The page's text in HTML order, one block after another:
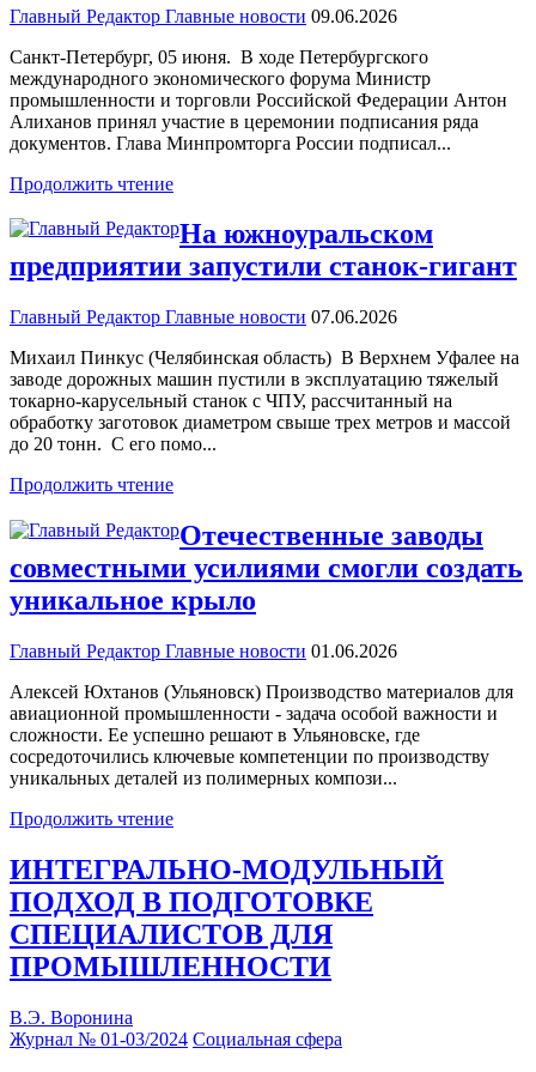
Главный Редактор Главные новости 09.06.2026
Санкт-Петербург, 05 июня. В ходе Петербургского
международного экономического форума Министр
промышленности и торговли Российской Федерации Антон
Алиханов принял участие в церемонии подписания ряда
документов. Глава Минпромторга России подписал...
Продолжить чтение
На южноуральском
предприятии запустили станок-гигант
Главный Редактор Главные новости 07.06.2026
Михаил Пинкус (Челябинская область) В Верхнем Уфалее на
заводе дорожных машин пустили в эксплуатацию тяжелый
токарно-карусельный станок с ЧПУ, рассчитанный на
обработку заготовок диаметром свыше трех метров и массой
до 20 тонн. С его помо...
Продолжить чтение
Отечественные заводы
совместными усилиями смогли создать
уникальное крыло
Главный Редактор Главные новости 01.06.2026
Алексей Юхтанов (Ульяновск) Производство материалов для
авиационной промышленности - задача особой важности и
сложности. Ее успешно решают в Ульяновске, где
сосредоточились ключевые компетенции по производству
уникальных деталей из полимерных компози...
Продолжить чтение
ИНТЕГРАЛЬНО-МОДУЛЬНЫЙ
ПОДХОД В ПОДГОТОВКЕ
СПЕЦИАЛИСТОВ ДЛЯ
ПРОМЫШЛЕННОСТИ
В.Э. Воронина
Журнал № 01-03/2024 Социальная сфера